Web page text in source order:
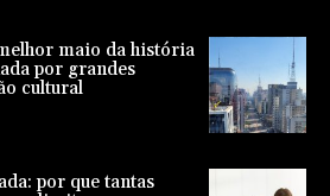
maio da história
por grandes
cultural
por que tantas